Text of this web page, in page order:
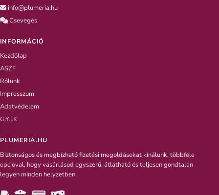
info@plumeria.hu
Csevegés
INFORMÁCIÓ
Kezdőlap
ASZF
Rólunk
Impresszum
Adatvédelem
G.Y.I.K
PLUMERIA.HU
Biztonságos és megbízható fizetési megoldásokat kínálunk, többféle
opcióval, hogy vásárlásod egyszerű, átlátható és teljesen gondtalan
legyen minden helyzetben.